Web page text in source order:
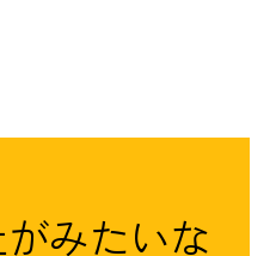
みたいな